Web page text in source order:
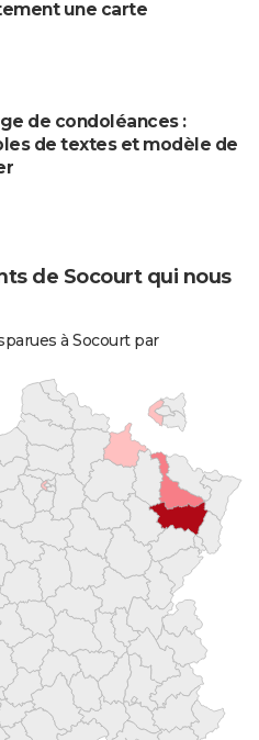
une carte
de condoléances :
de textes et modèle de
de Socourt qui nous
à Socourt par